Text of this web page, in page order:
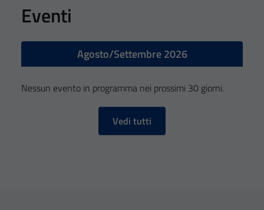
Eventi
Agosto/Settembre 2026
Nessun evento in programma nei prossimi 30 giorni.
Vedi tutti